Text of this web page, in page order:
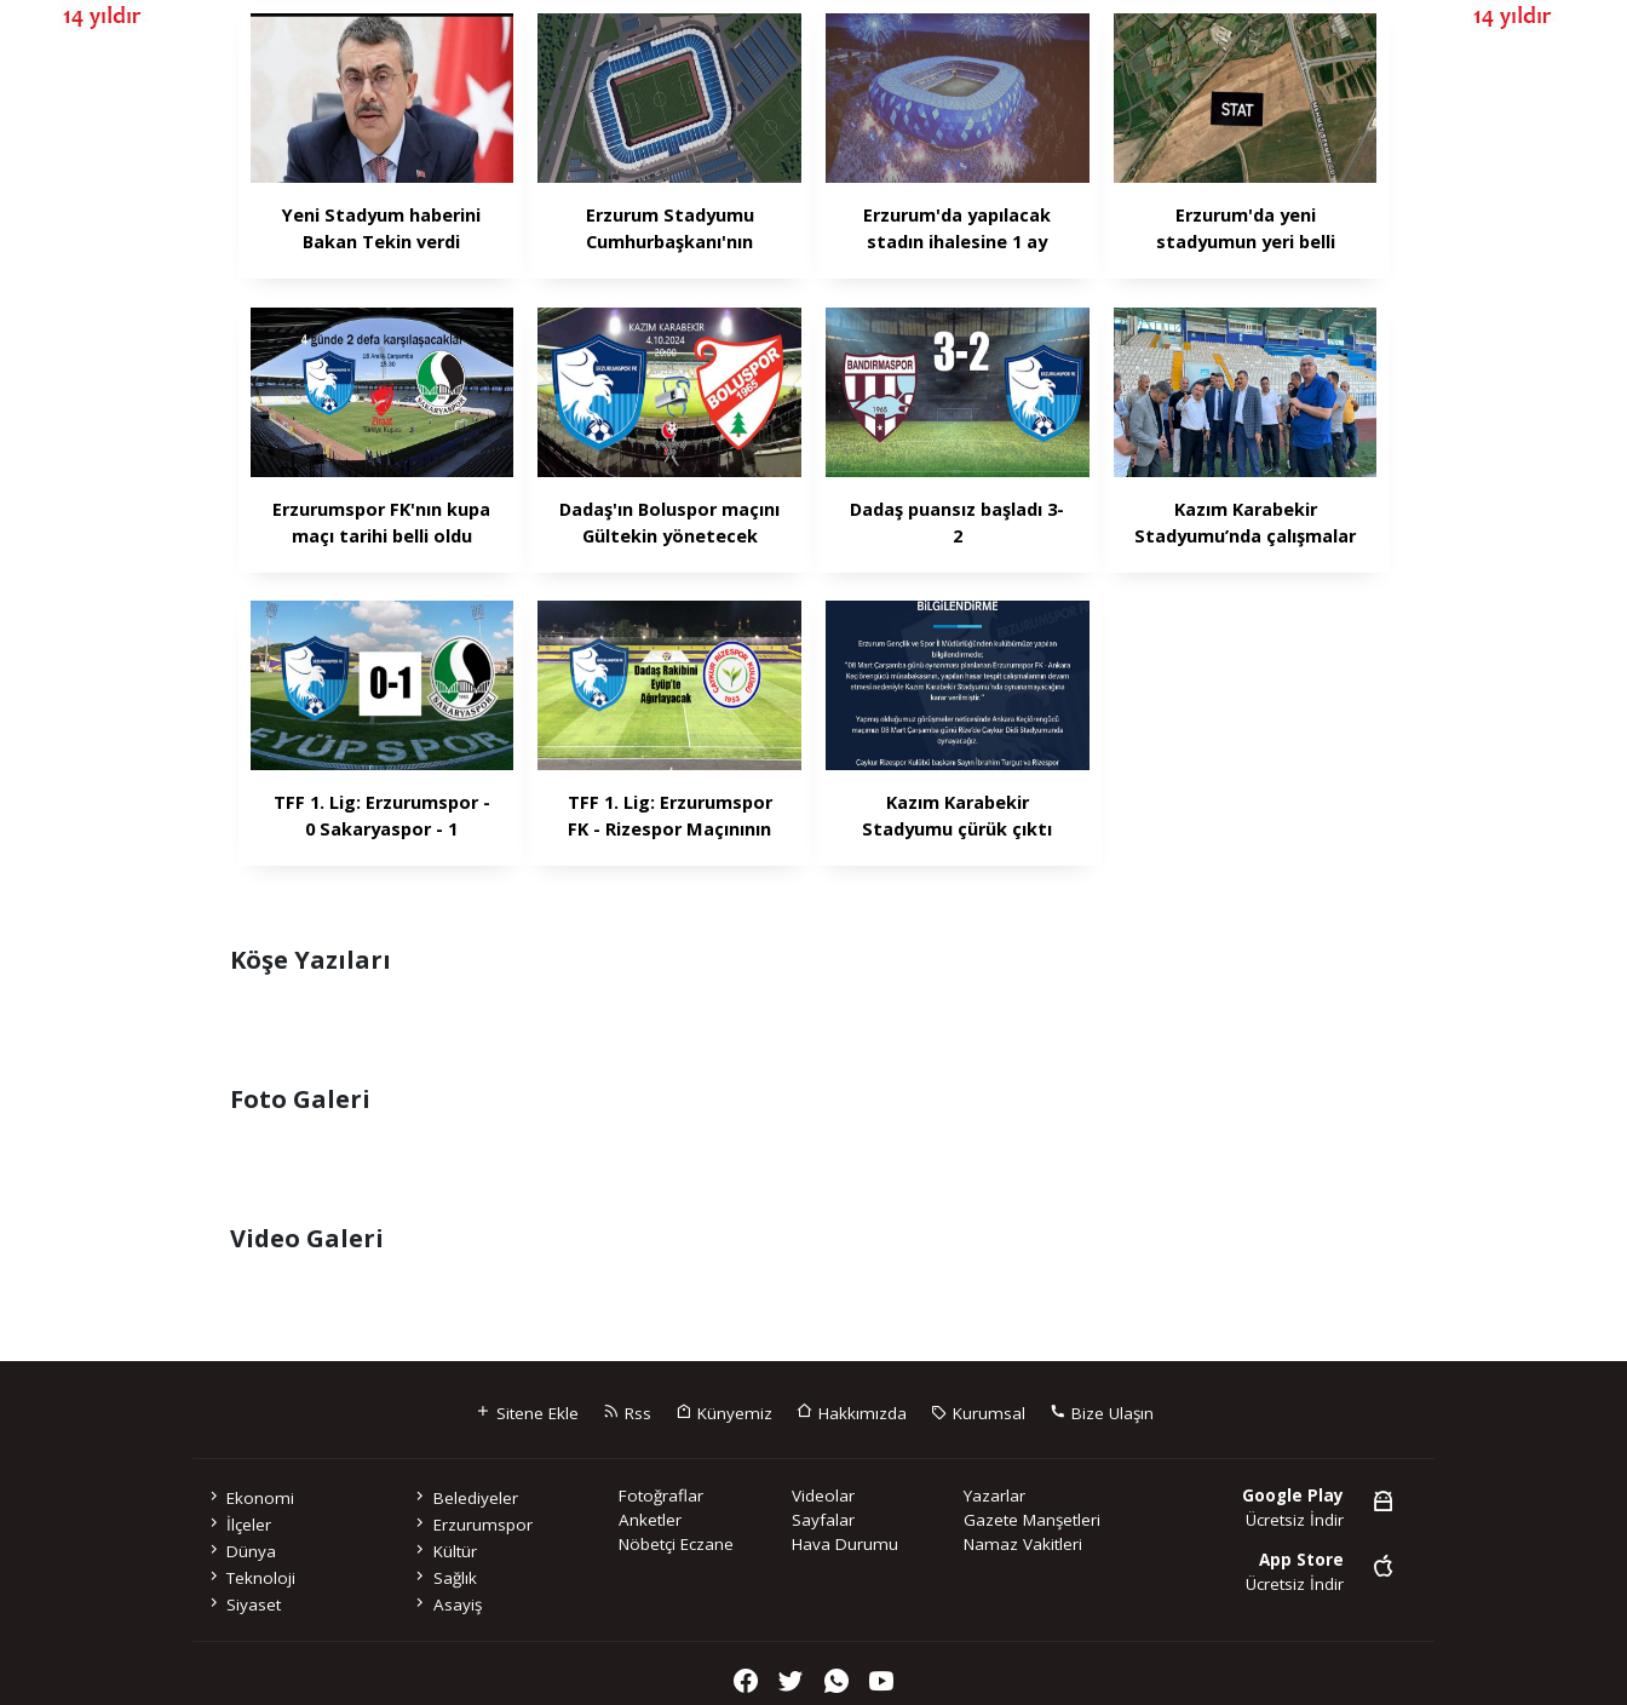
Yeni Stadyum haberini
Bakan Tekin verdi
Erzurum Stadyumu
Cumhurbaşkanı'nın
Erzurum'da yapılacak
stadın ihalesine 1 ay
Erzurum'da yeni
stadyumun yeri belli
Erzurumspor FK'nın kupa
maçı tarihi belli oldu
Dadaş'ın Boluspor maçını
Gültekin yönetecek
Dadaş puansız başladı 3-
2
Kazım Karabekir
Stadyumu’nda çalışmalar
TFF 1. Lig: Erzurumspor -
0 Sakaryaspor - 1
TFF 1. Lig: Erzurumspor
FK - Rizespor Maçınının
Kazım Karabekir
Stadyumu çürük çıktı
Köşe Yazıları
Foto Galeri
Video Galeri
Sitene Ekle Rss Künyemiz Hakkımızda Kurumsal Bize Ulaşın
Ekonomi
Belediyeler
İlçeler
Erzurumspor
Dünya
Kültür
Teknoloji
Sağlık
Siyaset
Asayiş
Fotoğraflar Videolar
Yazarlar
Anketler
Sayfalar
Gazete Manşetleri
Nöbetçi Eczane
Hava Durumu Namaz Vakitleri
Google Play
Ücretsiz İndir
App Store
Ücretsiz İndir